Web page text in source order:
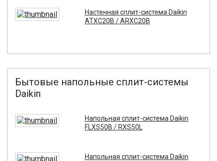
Настенная сплит-система Daikin
ATXC20B / ARXC20B
Бытовые напольные сплит-системы
Daikin
Напольная сплит-система Daikin
FLXS50B / RXS50L
Напольная сплит-система Daikin